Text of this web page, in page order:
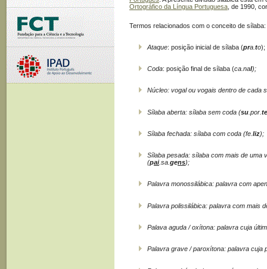
Ortográfico da Língua Portuguesa , de 1990,
Termos relacionados com o conceito de sílaba:
Ataque: posição inicial de sílaba (pra. to);
Coda: posição final de sílaba (ca.nal);
Núcleo: vogal ou vogais dentro de cada
Sílaba aberta: sílaba sem coda (su por te
Sílaba fechada: sílaba com coda (fe. liz);
Sílaba pesada: sílaba com mais de uma
(pai.sa. gens);
Palavra monossilábica: palavra com
Palavra polissilábica: palavra com mais
Palava aguda / oxítona: palavra cuja
Palavra grave / paroxítona: palavra cuja